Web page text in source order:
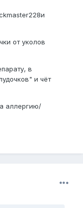
и
от уколов
в
и чёт
аллергию/